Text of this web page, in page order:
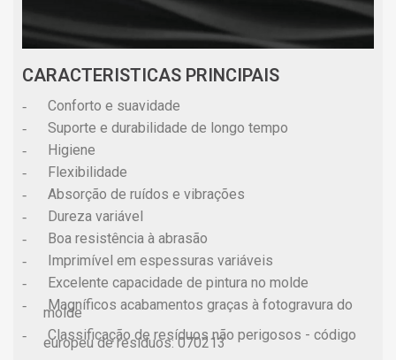
CARACTERISTICAS PRINCIPAIS
- Conforto e suavidade
- Suporte e durabilidade de longo tempo
- Higiene
- Flexibilidade
- Absorção de ruídos e vibrações
- Dureza variável
- Boa resistência à abrasão
- Imprimível em espessuras variáveis
- Excelente capacidade de pintura no molde
- Magníficos acabamentos graças à fotogravura do
molde
- Classificação de resíduos não perigosos - código
europeu de resíduos: 070213